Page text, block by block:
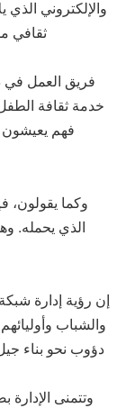
والإلكتروني
ثقافي
فريق العمل
خدمة ثقافة
فهم يعيشون
وكما يقولون،
الذي يحمله.
إن رؤية إدارة
والشباب
دؤوب نحو بناء
وتتمنى الإدارة